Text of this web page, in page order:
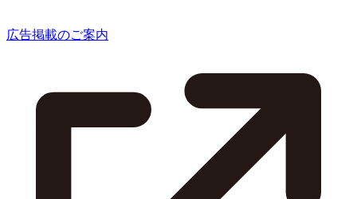
広告掲載のご案内